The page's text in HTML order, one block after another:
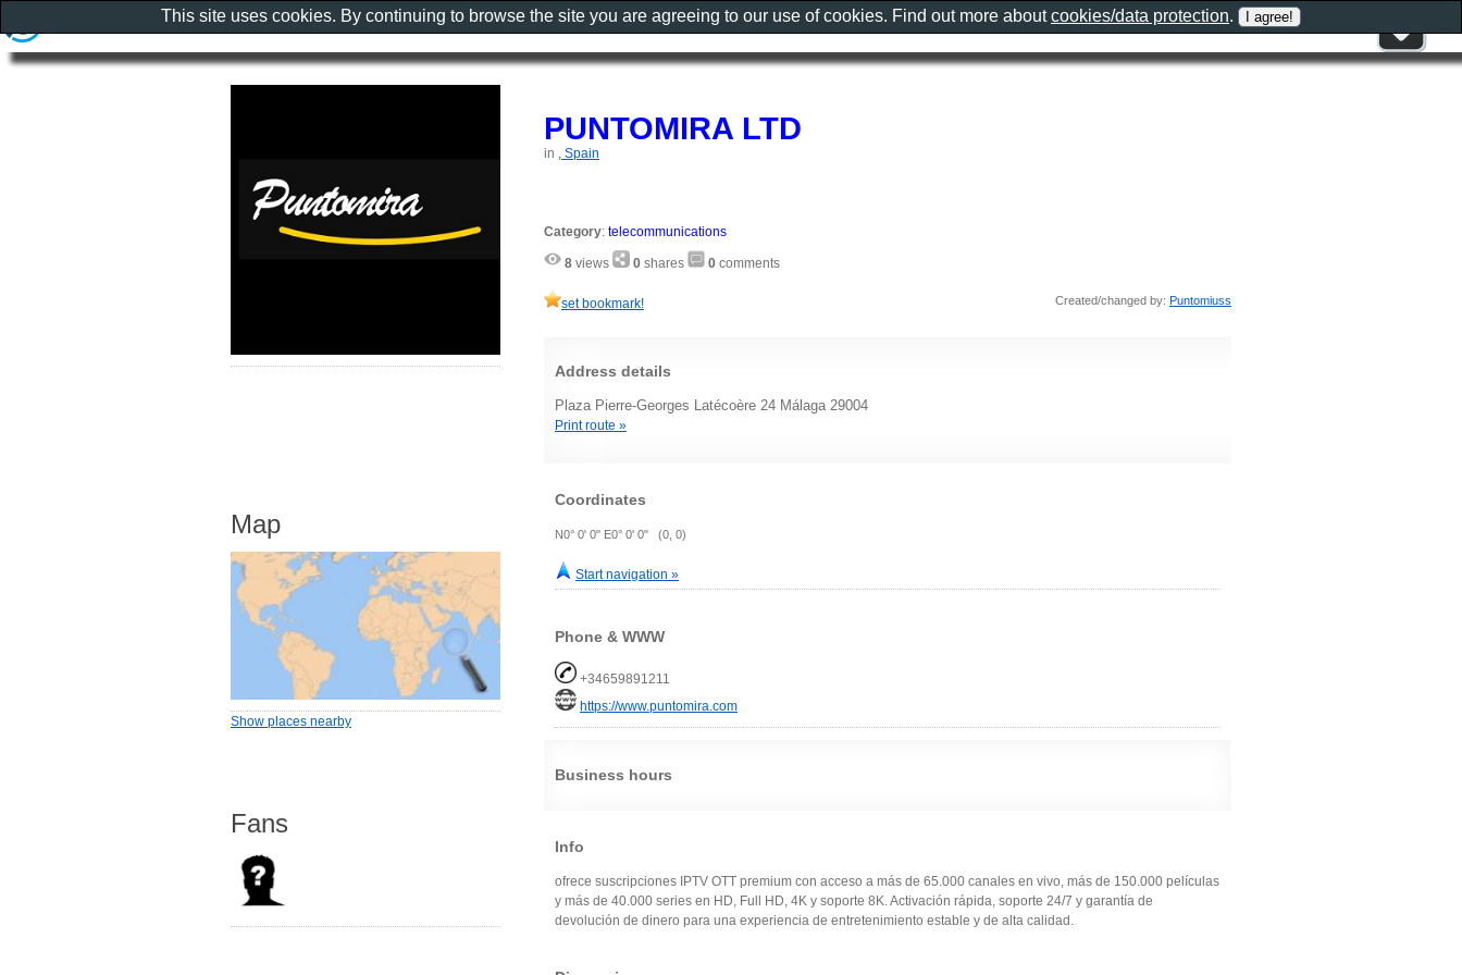
PUNTOMIRA LTD
in , Spain
Category: telecommunications
8 views 0 shares 0 comments
set bookmark! Created/changed by: Puntomiuss
Address details
Plaza Pierre-Georges Latécoère 24 Málaga 29004
Print route »
Coordinates
N0° 0' 0" E0° 0' 0" (0, 0)
Start navigation »
Phone & WWW
+34659891211
https://www.puntomira.com
Business hours
Info
ofrece suscripciones IPTV OTT premium con acceso a más de 65.000 canales en vivo, más de 150.000 películas
y más de 40.000 series en HD, Full HD, 4K y soporte 8K. Activación rápida, soporte 24/7 y garantía de
devolución de dinero para una experiencia de entretenimiento estable y de alta calidad.
Map
Show places nearby
Fans
This site uses cookies. By continuing to browse the site you are agreeing to our use of cookies. Find out more aboutcookies/data protection.